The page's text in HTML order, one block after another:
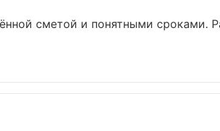
сметой и понятными сроками.